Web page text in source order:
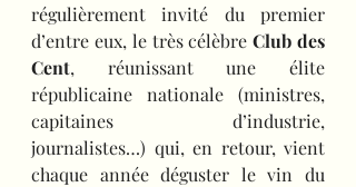
régulièrement invité du premier
d’entre eux, le très célèbre Club des
Cent, réunissant une élite
républicaine nationale (ministres,
capitaines d’industrie,
journalistes…) qui, en retour, vient
chaque année déguster le vin du